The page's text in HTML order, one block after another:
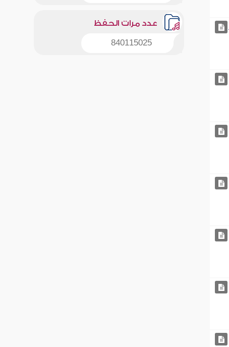
عدد مرات الحفظ
840115025